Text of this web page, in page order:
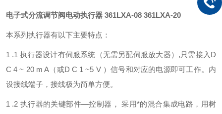
电子式分流调节阀电动执行器 361LXA-08 361LXA-20
本系列执行器有以下主要特点：
1 .1 执行器设计有伺服系统（无需另配伺服放大器）,只需接入D
C 4 ~ 20 m A（或D C 1 ~5 V ）信号和对应的电源即可工作。内
设接线端子，接线极为简单方便。
1 .2 执行器的关键部件—控制器， 采用*的混合集成电路，用树